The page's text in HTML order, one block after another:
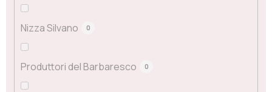
Nizza Silvano 0
Produttori del Barbaresco 0